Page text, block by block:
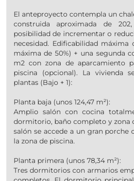
El anteproyecto contempla un
construida aproximada de
posibilidad de incrementar o
necesidad. Edificabilidad
máxima de 50%) + una segunda
m2 con zona de aparcamiento
piscina (opcional). La vivienda
plantas (Bajo + 1):
Planta baja (unos 124,47 m²):
Amplio salón con cocina
dormitorio, baño completo y zona
salón se accede a un gran porche
la zona de piscina.
Planta primera (unos 78,34 m²):
Tres dormitorios con armarios